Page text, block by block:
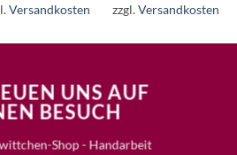
Versandkosten
Produkt
mehrere
zzgl.Versandkosten
UNS AUF
BESUCH
Shop - Handarbeit